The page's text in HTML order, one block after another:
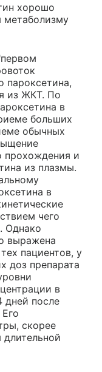
хорошо
метаболизму
пароксетина,
из ЖКТ. По
в
больших
обычных
прохождения и
из плазмы.
в
чего
Однако
выражена
пациентов, у
доз препарата
в
дней после
скорее
длительной